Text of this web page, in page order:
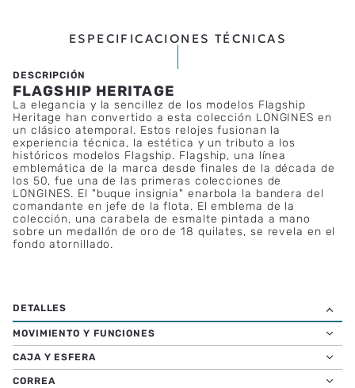
ESPECIFICACIONES TÉCNICAS
FLAGSHIP HERITAGE
La elegancia y la sencillez de los modelos Flagship
Heritage han convertido a esta colección LONGINES en
un clásico atemporal. Estos relojes fusionan la
experiencia técnica, la estética y un tributo a los
históricos modelos Flagship. Flagship, una línea
emblemática de la marca desde finales de la década de
los 50, fue una de las primeras colecciones de
LONGINES. El "buque insignia" enarbola la bandera del
comandante en jefe de la flota. El emblema de la
colección, una carabela de esmalte pintada a mano
sobre un medallón de oro de 18 quilates, se revela en el
fondo atornillado.
MOVIMIENTO Y FUNCIONES
CAJA Y ESFERA
CORREA